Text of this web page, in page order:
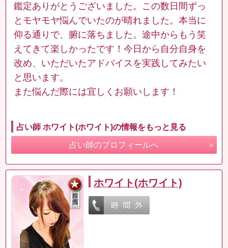
鑑定ありがとうございました。この数日間ずっ
とモヤモヤ悩んでいたのが晴れました。本当に
仰る通りで、腑に落ちました。途中からもう笑
えてきて楽しかったです！今日から自分自身を
改め、いただいたアドバイスを実践してみたい
と思います。
また悩んだ際には宜しくお願いします！
占い師 ホワイト(ホワイト)の情報をもっと見る
占い師のプロフィールへ
ホワイト(ホワイト)